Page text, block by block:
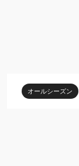
オールシーズン